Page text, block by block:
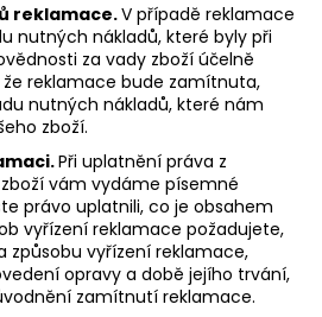
reklamace.V případě reklamace
nutných nákladů, které byly při
za vady zboží účelně
že reklamace bude zamítnuta,
nutných nákladů, které nám
zboží.
Při uplatnění práva z
vám vydáme písemné
právo uplatnili, co je obsahem
vyřízení reklamace požadujete,
způsobu vyřízení reklamace,
opravy a době jejího trvání,
zamítnutí reklamace.